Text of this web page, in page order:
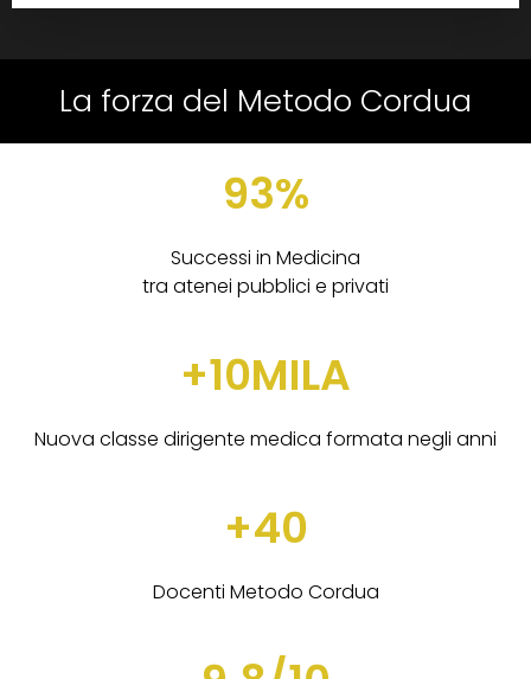
La forza del Metodo Cordua
93%
Successi in Medicina
tra atenei pubblici e privati
+10MILA
Nuova classe dirigente medica formata negli anni
+40
Docenti Metodo Cordua